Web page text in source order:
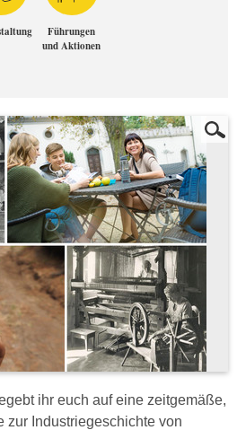
Führungen
und Aktionen
ihr euch auf eine zeitgemäße,
zur Industriegeschichte von